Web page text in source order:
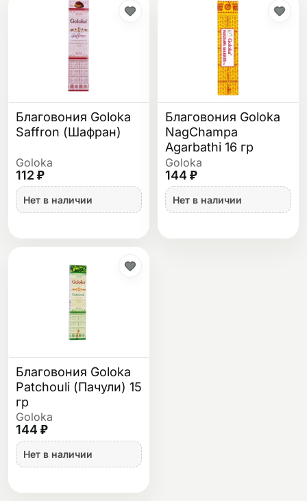
Благовония Goloka
Saffron (Шафран)
Goloka
112 ₽
Нет в наличии
Благовония Goloka
NagChampa
Agarbathi 16 гр
Goloka
144 ₽
Нет в наличии
Благовония Goloka
Patchouli (Пачули) 15
гр
Goloka
144 ₽
Нет в наличии